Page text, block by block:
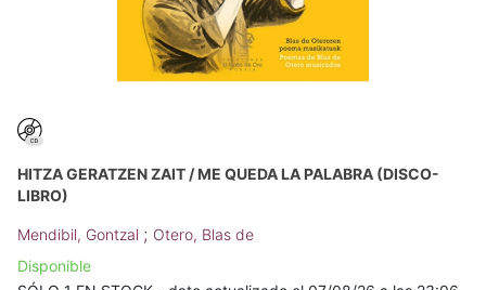
HITZA GERATZEN ZAIT / ME QUEDA LA PALABRA (DISCO-
LIBRO)
Mendibil, Gontzal ; Otero, Blas de
Disponible